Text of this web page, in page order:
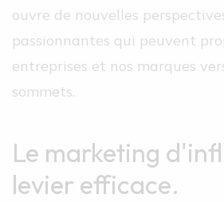
ouvre de nouvelles
passionnantes qui peuvent
entreprises et nos marques
sommets.
Le marketing
levier efficace.